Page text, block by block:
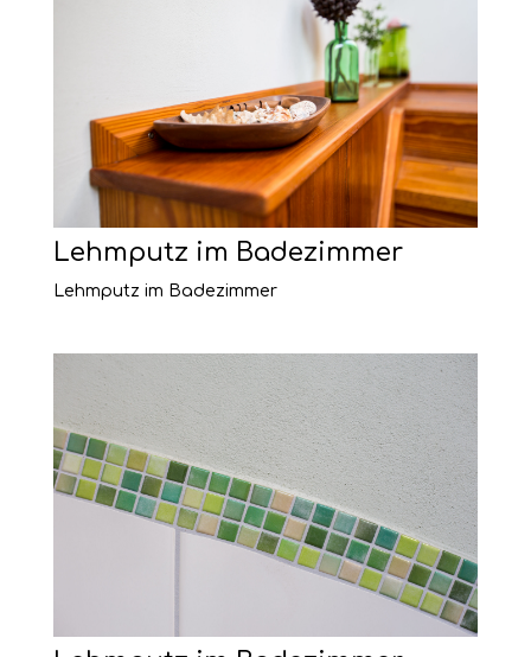
Lehmputz im Badezimmer
Lehmputz im Badezimmer